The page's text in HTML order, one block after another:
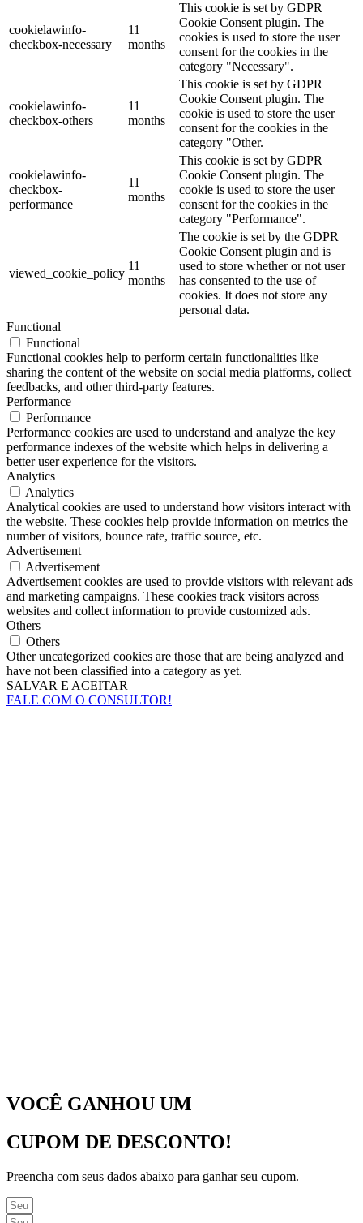
cookielawinfo-
checkbox-necessary
11
months
This cookie is set by GDPR
Cookie Consent plugin. The
cookies is used to store the user
consent for the cookies in the
category "Necessary".
cookielawinfo-
checkbox-others
11
months
This cookie is set by GDPR
Cookie Consent plugin. The
cookie is used to store the user
consent for the cookies in the
category "Other.
cookielawinfo-
checkbox-
performance
11
months
This cookie is set by GDPR
Cookie Consent plugin. The
cookie is used to store the user
consent for the cookies in the
category "Performance".
viewed_cookie_policy
11
months
The cookie is set by the GDPR
Cookie Consent plugin and is
used to store whether or not user
has consented to the use of
cookies. It does not store any
personal data.
Functional
Functional
Functional cookies help to perform certain functionalities like
sharing the content of the website on social media platforms, collect
feedbacks, and other third-party features.
Performance
Performance
Performance cookies are used to understand and analyze the key
performance indexes of the website which helps in delivering a
better user experience for the visitors.
Analytics
Analytics
Analytical cookies are used to understand how visitors interact with
the website. These cookies help provide information on metrics the
number of visitors, bounce rate, traffic source, etc.
Advertisement
Advertisement
Advertisement cookies are used to provide visitors with relevant ads
and marketing campaigns. These cookies track visitors across
websites and collect information to provide customized ads.
Others
Others
Other uncategorized cookies are those that are being analyzed and
have not been classified into a category as yet.
SALVAR E ACEITAR
FALE COM O CONSULTOR!
VOCÊ GANHOU UM
CUPOM DE DESCONTO!
Preencha com seus dados abaixo para ganhar seu cupom.